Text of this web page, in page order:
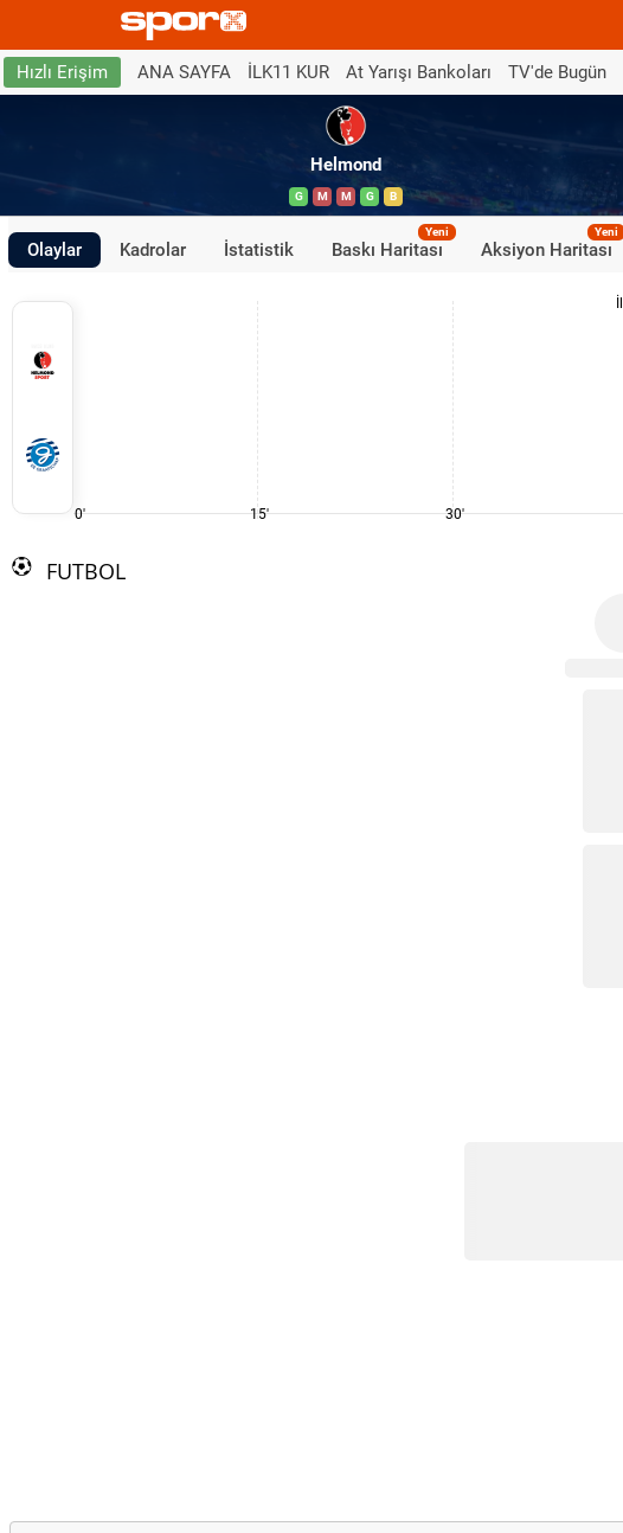
Hızlı Erişim ANA SAYFA İLK11 KUR At Yarışı Bankoları TV'de Bugün
Helmond
G M M G B
Olaylar Kadrolar İstatistik Baskı Haritası
Yeni
Aksiyon Haritası
Yeni
0' 15' 30'
FUTBOL